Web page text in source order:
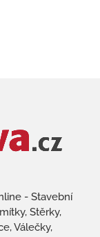
- Stavební
Stěrky,
Válečky,